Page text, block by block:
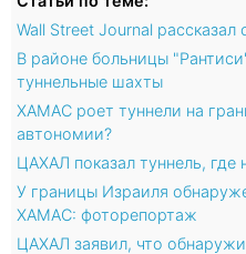
Wall Street Journal рассказал
В районе больницы
туннельные шахты
ХАМАС роет туннели на
автономии?
ЦАХАЛ показал туннель,
У границы Израиля
ХАМАС: фоторепортаж
ЦАХАЛ заявил, что